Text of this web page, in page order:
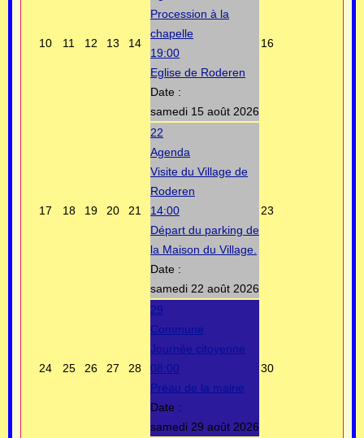
10 11 12 13 14
Procession à la
chapelle
19:00
Eglise de Roderen
Date :
samedi 15 août 2026
16
17 18 19 20 21
22
Agenda
Visite du Village de
Roderen
14:00
Départ du parking de
la Maison du Village.
Date :
samedi 22 août 2026
23
24 25 26 27 28
29
Commune
Journée citoyenne
08:00
Préau de la mairie
Date :
samedi 29 août 2026
30